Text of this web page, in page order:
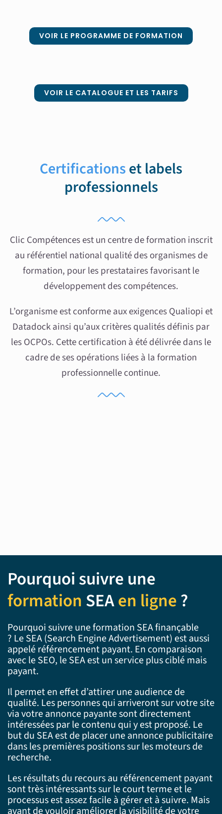
VOIR LE PROGRAMME DE FORMATION
VOIR LE CATALOGUE ET LES TARIFS
Certificationset labels
professionnels
Clic Compétences est un centre de formation inscrit
au référentiel national qualité des organismes de
formation, pour les prestataires favorisant le
développement des compétences.
L’organisme est conforme aux exigences Qualiopi et
Datadock ainsi qu’aux critères qualités définis par
les OCPOs. Cette certification à été délivrée dans le
cadre de ses opérations liées à la formation
professionnelle continue.
Pourquoi suivre une
formation SEAen ligne?
Pourquoi suivre une formation SEA finançable
? Le SEA (Search Engine Advertisement) est aussi
appelé référencement payant. En comparaison
avec le SEO, le SEA est un service plus ciblé mais
payant.
Il permet en effet d’attirer une audience de
qualité. Les personnes qui arriveront sur votre site
via votre annonce payante sont directement
intéressées par le contenu qui y est proposé. Le
but du SEA est de placer une annonce publicitaire
dans les premières positions sur les moteurs de
recherche.
Les résultats du recours au référencement payant
sont très intéressants sur le court terme et le
processus est assez facile à gérer et à suivre. Mais
avant de vouloir améliorer la visibilité de votre